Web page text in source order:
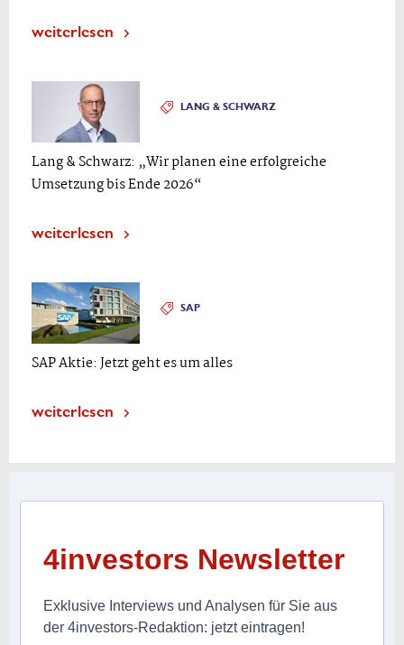
weiterlesen
LANG & SCHWARZ
Lang & Schwarz: „Wir planen eine erfolgreiche
Umsetzung bis Ende 2026“
weiterlesen
SAP
SAP Aktie: Jetzt geht es um alles
weiterlesen
4investors Newsletter
Exklusive Interviews und Analysen für Sie aus
der 4investors-Redaktion: jetzt eintragen!